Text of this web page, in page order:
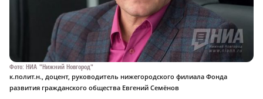
Фото: НИА "Нижний Новгород"
к.полит.н., доцент, руководитель нижегородского филиала Фонда
развития гражданского общества Евгений Семёнов